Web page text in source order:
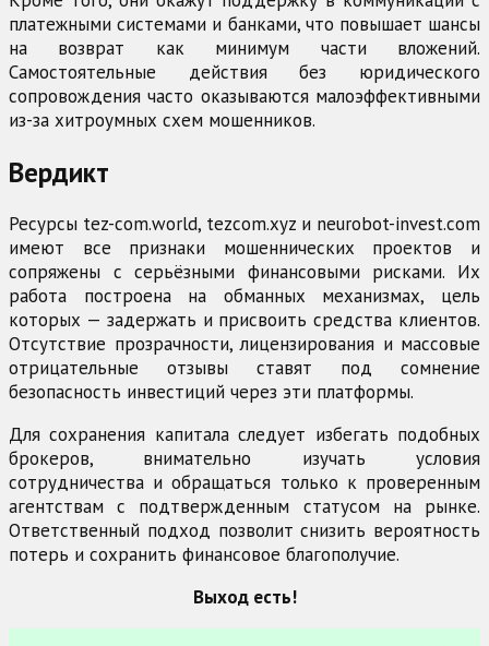
платежными системами и банками, что повышает шансы
на возврат как минимум части вложений.
Самостоятельные действия без юридического
сопровождения часто оказываются малоэффективными
из-за хитроумных схем мошенников.
Вердикт
Ресурсы tez-com.world, tezcom.xyz и neurobot-invest.com
имеют все признаки мошеннических проектов и
сопряжены с серьёзными финансовыми рисками. Их
работа построена на обманных механизмах, цель
которых — задержать и присвоить средства клиентов.
Отсутствие прозрачности, лицензирования и массовые
отрицательные отзывы ставят под сомнение
безопасность инвестиций через эти платформы.
Для сохранения капитала следует избегать подобных
брокеров, внимательно изучать условия
сотрудничества и обращаться только к проверенным
агентствам с подтвержденным статусом на рынке.
Ответственный подход позволит снизить вероятность
потерь и сохранить финансовое благополучие.
Выход есть!